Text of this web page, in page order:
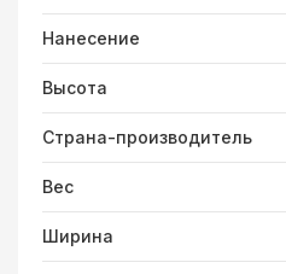
Нанесение
Высота
Страна-производитель
Вес
Ширина